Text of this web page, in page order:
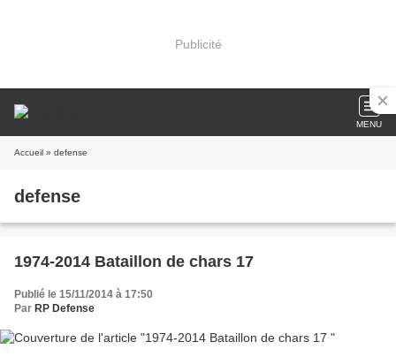
Publicité
MENU
Accueil » defense
defense
1974-2014 Bataillon de chars 17
Publié le 15/11/2014 à 17:50
Par RP Defense